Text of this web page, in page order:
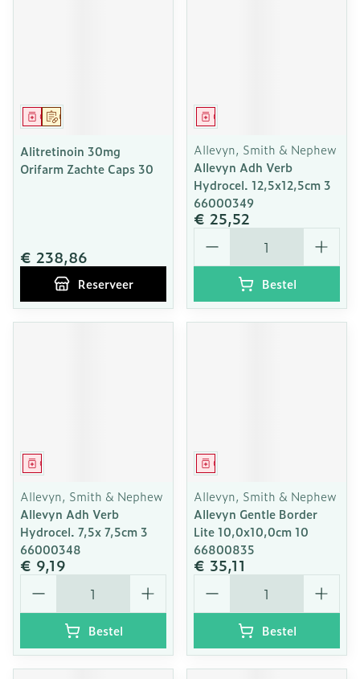
Op voorschrift
Geneesmiddel
Alitretinoin 30mg
Orifarm Zachte Caps 30
€ 238,86
Reserveer
Geneesmiddel
Allevyn, Smith & Nephew
Allevyn Adh Verb
Hydrocel. 12,5x12,5cm 3
66000349
€ 25,52
Aantal
Bestel
Geneesmiddel
Allevyn, Smith & Nephew
Allevyn Adh Verb
Hydrocel. 7,5x 7,5cm 3
66000348
€ 9,19
Aantal
Bestel
Geneesmiddel
Allevyn, Smith & Nephew
Allevyn Gentle Border
Lite 10,0x10,0cm 10
66800835
€ 35,11
Aantal
Bestel